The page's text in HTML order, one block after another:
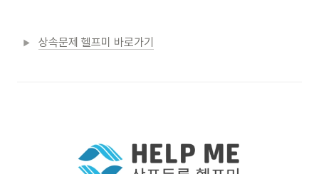
상속문제 헬프미 바로가기